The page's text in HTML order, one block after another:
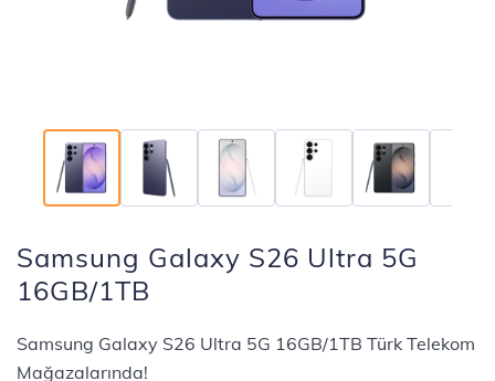
Samsung Galaxy S26 Ultra 5G
16GB/1TB
Samsung Galaxy S26 Ultra 5G 16GB/1TB Türk Telekom
Mağazalarında!